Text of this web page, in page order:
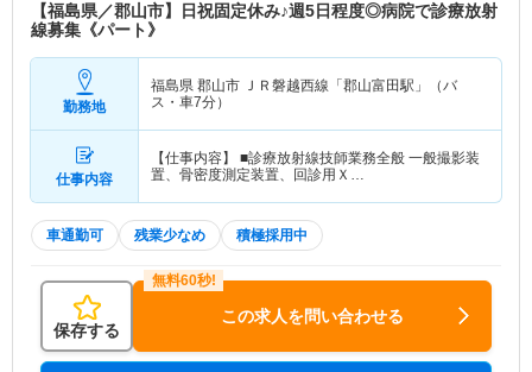
【福島県／郡山市】日祝固定休み♪週5日程度◎病院で診療放射
線募集《パート》
勤務地
福島県 郡山市 ＪＲ磐越西線「郡山富田駅」（バ
ス・車7分）
仕事内容
【仕事内容】 ■診療放射線技師業務全般 一般撮影装
置、骨密度測定装置、回診用Ｘ…
車通勤可 残業少なめ 積極採用中
保存する
この求人を問い合わせる